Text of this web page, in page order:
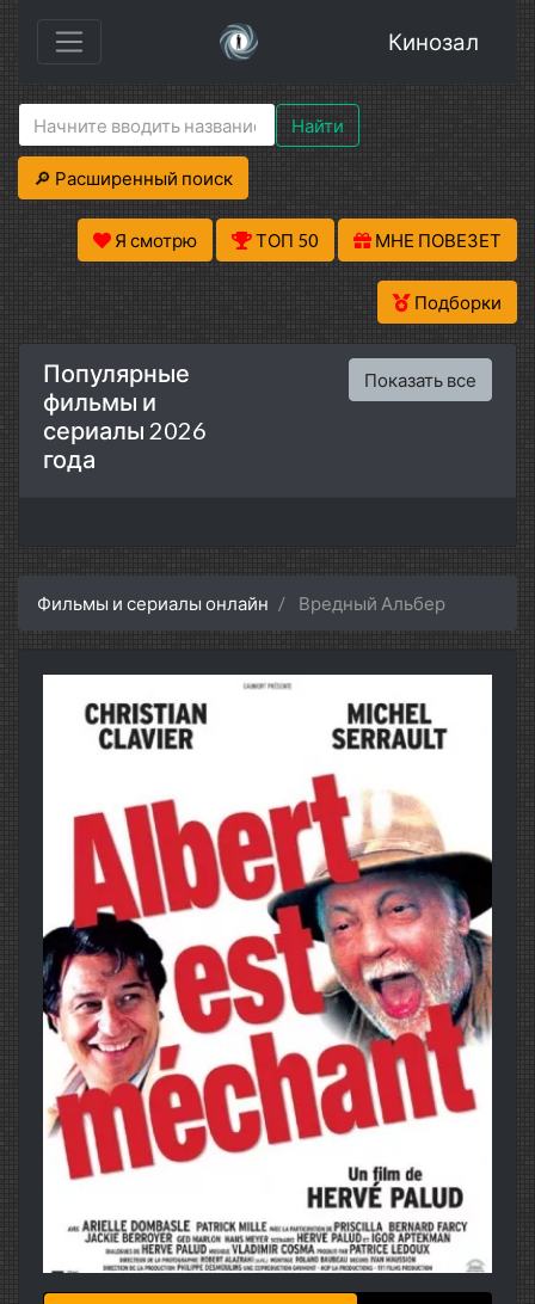
Кинозал
Найти
🔎 Расширенный поиск
Я смотрю ТОП 50 МНЕ ПОВЕЗЕТ
Подборки
Популярные
фильмы и
сериалы 2026
года
Показать все
Фильмы и сериалы онлайн Вредный Альбер